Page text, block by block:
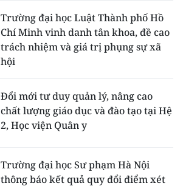
Trường đại học Luật Thành phố Hồ
Chí Minh vinh danh tân khoa, đề cao
trách nhiệm và giá trị phụng sự xã
hội
Đổi mới tư duy quản lý, nâng cao
chất lượng giáo dục và đào tạo tại Hệ
2, Học viện Quân y
Trường đại học Sư phạm Hà Nội
thông báo kết quả quy đổi điểm xét